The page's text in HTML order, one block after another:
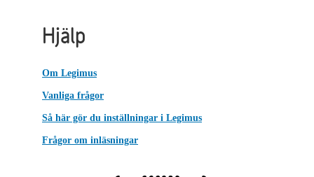
Hjälp
Om Legimus
Vanliga frågor
Så här gör du inställningar i Legimus
Frågor om inläsningar